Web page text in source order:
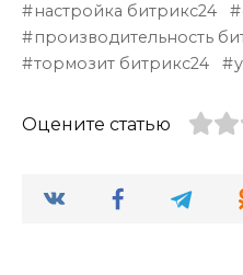
настройка битрикс24
производительность
тормозит битрикс24
Оцените статью